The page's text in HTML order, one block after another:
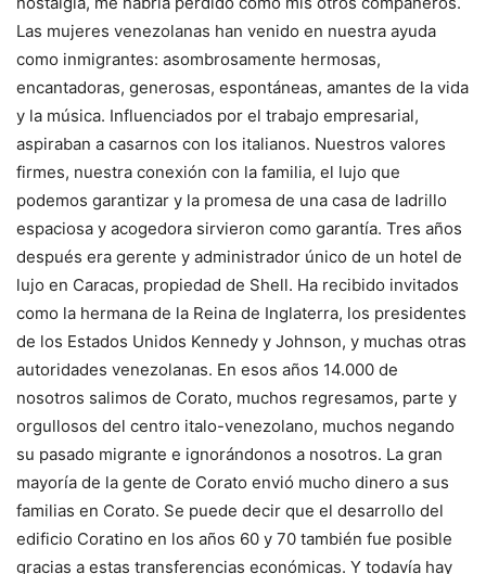
Las mujeres venezolanas han venido en nuestra ayuda
como inmigrantes: asombrosamente hermosas,
encantadoras, generosas, espontáneas, amantes de la vida
y la música. Influenciados por el trabajo empresarial,
aspiraban a casarnos con los italianos. Nuestros valores
firmes, nuestra conexión con la familia, el lujo que
podemos garantizar y la promesa de una casa de ladrillo
espaciosa y acogedora sirvieron como garantía. Tres años
después era gerente y administrador único de un hotel de
lujo en Caracas, propiedad de Shell. Ha recibido invitados
como la hermana de la Reina de Inglaterra, los presidentes
de los Estados Unidos Kennedy y Johnson, y muchas otras
autoridades venezolanas. En esos años 14.000 de
nosotros salimos de Corato, muchos regresamos, parte y
orgullosos del centro italo-venezolano, muchos negando
su pasado migrante e ignorándonos a nosotros. La gran
mayoría de la gente de Corato envió mucho dinero a sus
familias en Corato. Se puede decir que el desarrollo del
edificio Coratino en los años 60 y 70 también fue posible
gracias a estas transferencias económicas. Y todavía hay